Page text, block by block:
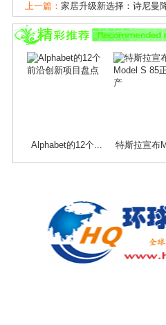
上一篇： 家居升级新选择：诗尼曼
下一篇：尚品宅配携手林更新，开
Alphabet的12个... 特斯拉宣布